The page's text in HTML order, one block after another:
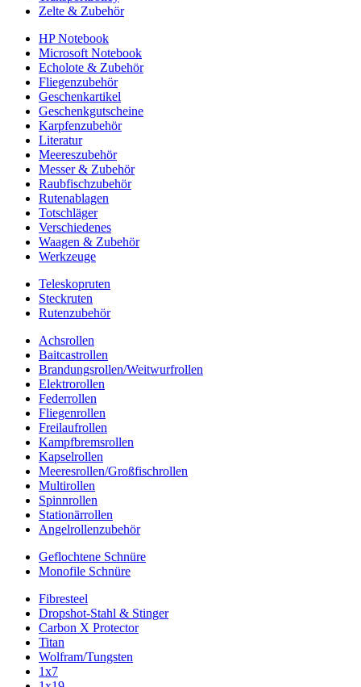
Zelte & Zubehör
HP Notebook
Microsoft Notebook
Echolote & Zubehör
Fliegenzubehör
Geschenkartikel
Geschenkgutscheine
Karpfenzubehör
Literatur
Meereszubehör
Messer & Zubehör
Raubfischzubehör
Rutenablagen
Totschläger
Verschiedenes
Waagen & Zubehör
Werkzeuge
Teleskopruten
Steckruten
Rutenzubehör
Achsrollen
Baitcastrollen
Brandungsrollen/Weitwurfrollen
Elektrorollen
Federrollen
Fliegenrollen
Freilaufrollen
Kampfbremsrollen
Kapselrollen
Meeresrollen/Großfischrollen
Multirollen
Spinnrollen
Stationärrollen
Angelrollenzubehör
Geflochtene Schnüre
Monofile Schnüre
Fibresteel
Dropshot-Stahl & Stinger
Carbon X Protector
Titan
Wolfram/Tungsten
1x7